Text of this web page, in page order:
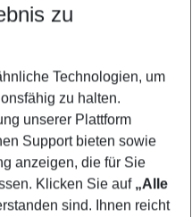
your best
filter
zu
Technologien, um
zu halten.
unserer Plattform
Support bieten sowie
anzeigen, die für Sie
Klicken Sie auf „Alle
sind. Ihnen reicht